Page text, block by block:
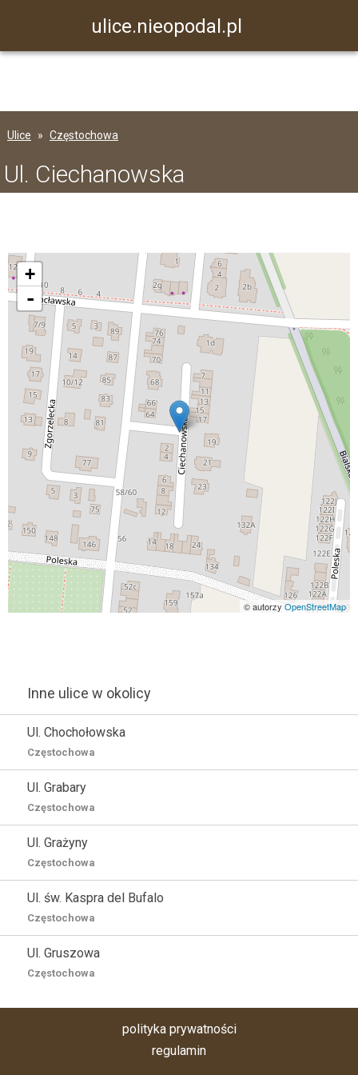
ulice.nieopodal.pl
Ulice Częstochowa
Ul. Ciechanowska
+
-
© autorzy OpenStreetMap
Inne ulice w okolicy
Ul. Chochołowska
Częstochowa
Ul. Grabary
Częstochowa
Ul. Grażyny
Częstochowa
Ul. św. Kaspra del Bufalo
Częstochowa
Ul. Gruszowa
Częstochowa
polityka prywatności
regulamin